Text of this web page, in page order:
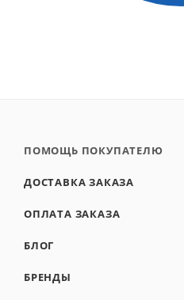
ПОМОЩЬ ПОКУПАТЕЛЮ
ДОСТАВКА ЗАКАЗА
ОПЛАТА ЗАКАЗА
БЛОГ
БРЕНДЫ